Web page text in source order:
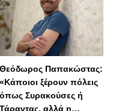
Θεόδωρος Παπακώστας:
«Κάποιοι ξέρουν πόλεις
όπως Συρακούσες ή
Τάραντας, αλλά η